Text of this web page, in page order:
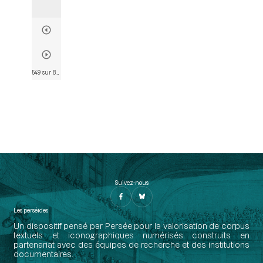
Suivez-nous
Les perséides
Un dispositif pensé par Persée pour la valorisation de corpus
textuels et iconographiques numérisés construits en
partenariat avec des équipes de recherche et des institutions
documentaires.